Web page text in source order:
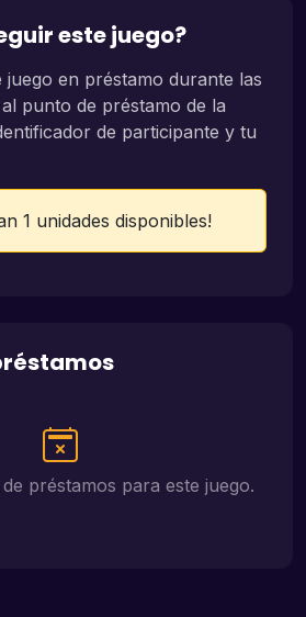
este juego?
juego en préstamo durante las
punto de préstamo de la
de participante y tu
1 unidades disponibles!
préstamos para este juego.